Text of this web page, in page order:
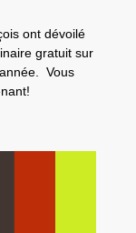
ont dévoilé
gratuit sur
Vous